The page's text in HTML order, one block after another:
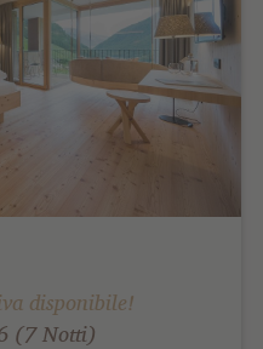
disponibile!
(7 Notti)